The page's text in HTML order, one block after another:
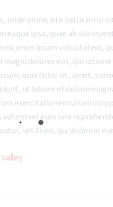
unde omnis iste natus error
eaque ipsa, quae ab illo
enim ipsam voluptatem,
magni dolores eos, qui
quia dolor sit, amet,
ut labore et dolore
exercitationem ullam
autem vel eum iure
vel illum, qui dolorem
valley